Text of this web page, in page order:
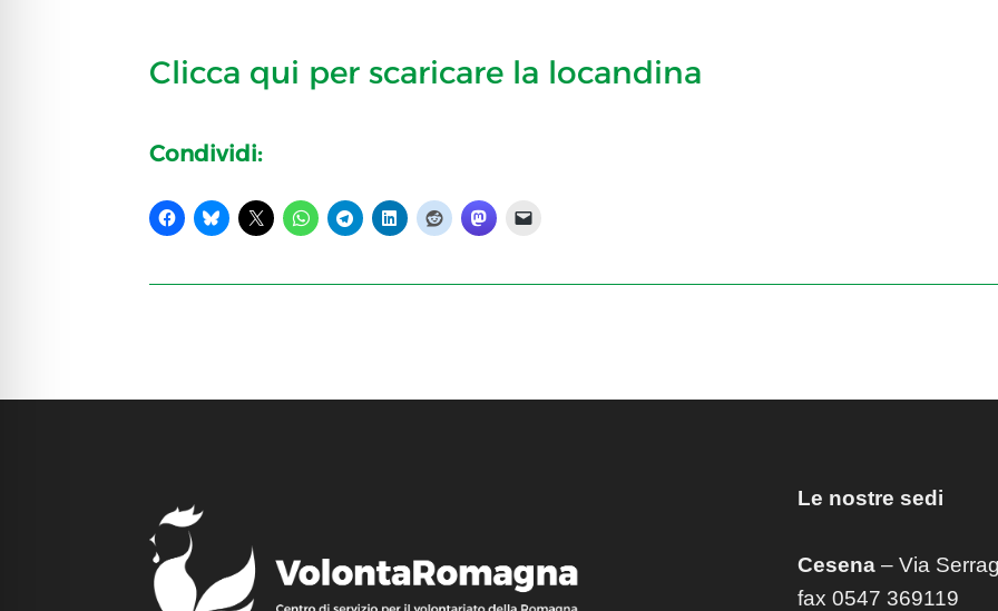
Clicca qui per scaricare la locandina
Condividi:
Le nostre sedi
Cesena– Via
fax 0547 369119